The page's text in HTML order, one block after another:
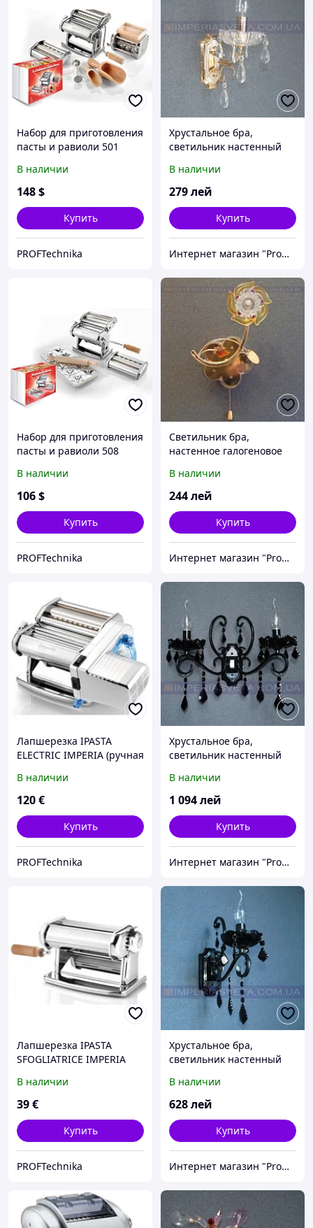
Набор для приготовления
пасты и равиоли 501
В наличии
148$
Купить
PROFTechnika
Хрустальное бра,
светильник настенный
MMD-435005
В наличии
279лей
Купить
Интернет магазин "Promtovari"
Набор для приготовления
пасты и равиоли 508
В наличии
106$
Купить
PROFTechnika
Светильник бра,
настенное галогеновое
декоративное MMD-
341036
В наличии
244лей
Купить
Интернет магазин "Promtovari"
Лапшерезка IPASTA
ELECTRIC IMPERIA (ручная
В наличии
120€
Купить
PROFTechnika
Хрустальное бра,
светильник настенный
MMD-420342
В наличии
1 094лей
Купить
Интернет магазин "Promtovari"
Лапшерезка IPASTA
SFOGLIATRICE IMPERIA
пасты)
В наличии
39€
Купить
PROFTechnika
Хрустальное бра,
светильник настенный
MMD-401544
В наличии
628лей
Купить
Интернет магазин "Promtovari"